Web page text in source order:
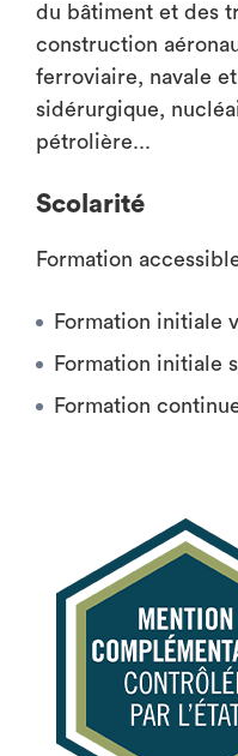
du bâtiment et des
construction
ferroviaire, navale
sidérurgique,
pétrolière...
Scolarité
Formation
Formation initiale
Formation initiale
Formation